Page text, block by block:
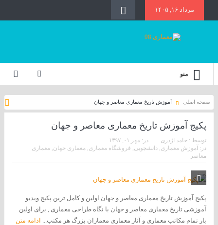
مرداد ۱۶, ۱۴۰۵
منو
صفحه اصلی آموزش تاریخ معماری معاصر و جهان
پکیج آموزش تاریخ معماری معاصر و جهان
توسط : حامد اژدری در: مهر ۰۱, ۱۳۹۷
در: آموزش معماری, دانشجویی, فروشگاه معماری, معماری جهان, معماری
معاصر
پکیج آموزش تاریخ معماری معاصر و جهان اولین و کامل ترین پکیج ویدیو
آموزشی تاریخ معماری معاصر و جهان با نگاه طراحی معماری , برای اولین
بار تمام مکاتب معماری و آثار معماری معماران بزرگ هر مکتب... ادامه متن